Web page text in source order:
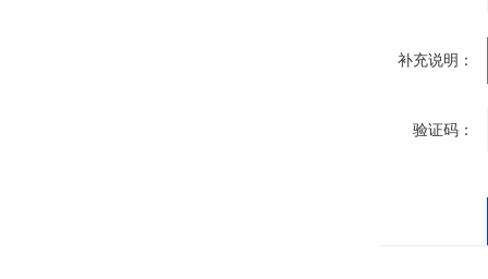
补充说明：
验证码：